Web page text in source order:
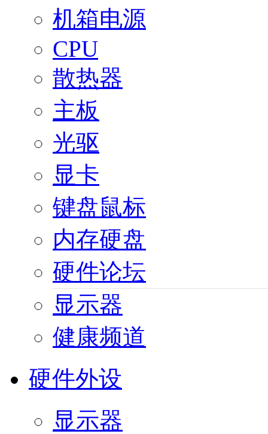
机箱电源
CPU
散热器
主板
光驱
显卡
键盘鼠标
内存硬盘
硬件论坛
显示器
健康频道
硬件外设
显示器